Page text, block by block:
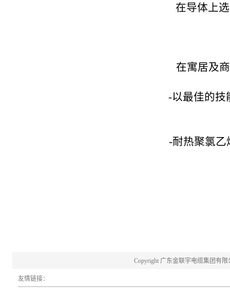
在导体上
在寓居及
-以最佳的技
-耐热聚氯乙
Copyright 广东金联宇电缆集团有限
友情链接：